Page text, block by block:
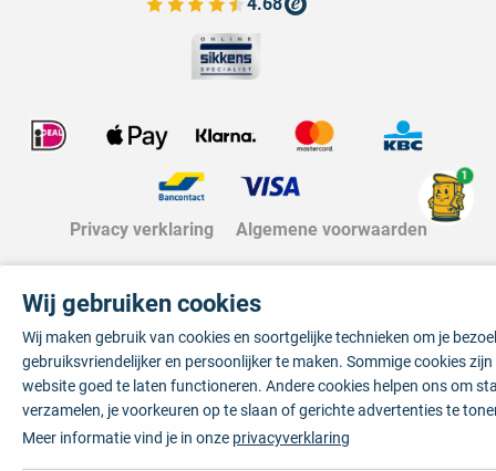
Bekijk de verfplaza beoordelingen
Privacy verklaring Algemene voorwaarden
Wij gebruiken cookies
Wij maken gebruik van cookies en soortgelijke technieken om je
gebruiksvriendelijker en persoonlijker te maken. Sommige cookies
website goed te laten functioneren. Andere cookies helpen ons om
verzamelen, je voorkeuren op te slaan of gerichte advertenties te
Meer informatie vind je in onze privacyverklaring
1